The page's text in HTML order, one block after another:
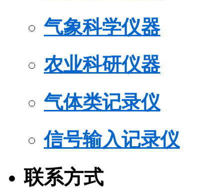
气象科学仪器
农业科研仪器
气体类记录仪
信号输入记录仪
联系方式